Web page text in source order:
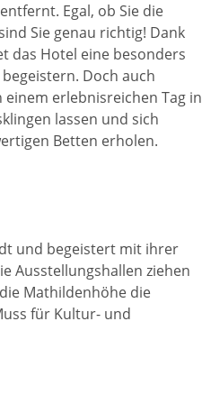
Egal, ob Sie die
Sie genau richtig! Dank
das Hotel eine besonders
Doch auch
erlebnisreichen Tag in
lassen und sich
Betten erholen.
und begeistert mit ihrer
Ausstellungshallen ziehen
Mathildenhöhe die
für Kultur- und